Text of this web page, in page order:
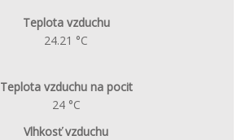
Teplota vzduchu
24.21 °C
Teplota vzduchu na pocit
24 °C
Vlhkosť vzduchu